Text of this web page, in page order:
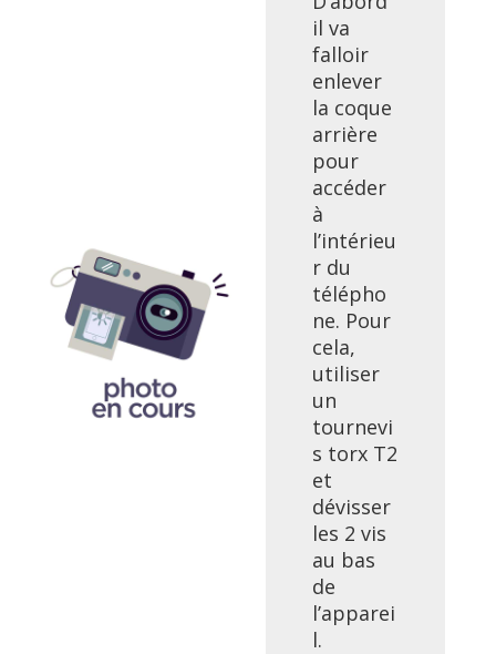
il va
falloir
enlever
la coque
arrière
pour
accéder
à
l’intérieu
r du
télépho
ne. Pour
cela,
utiliser
un
tournevi
s torx T2
et
dévisser
les 2 vis
au bas
de
l’apparei
l.